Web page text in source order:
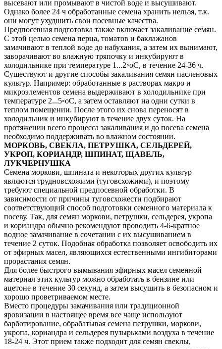
высевают или промывают в чистой воде и высушивают.
Однако более 24 ч обработанные семена хранить нельзя, т.к.
они могут ухудшить свои посевные качества.
Предпосевная подготовка также включает закаливание семян.
С этой целью семена перца, томатов и баклажанов
замачивают в теплой воде до набухания, а затем их вынимают,
заворачивают во влажную тряпочку и инкубируют в
холодильнике при температуре 1...2◦оС, в течение 24-36 ч.
Существуют и другие способы закаливания семян пасленовых
культур. Например: обработанные в растворах макро­ и
микроэлементов семена выдерживают в холодильнике при
температуре 2...5◦оС, а затем оставляют на одни сутки в
теплом помещении. После этого их снова переносят в
холодильник и инкубируют в течение двух суток. На
протяжении всего процесса закаливания и до посева семена
необходимо поддерживать во влажном состоянии.
МОРКОВЬ, СВЕКЛА, ПЕТРУШКА, СЕЛЬДЕРЕЙ,
УКРОП, КОРИАНДР, ШПИНАТ, ЩАВЕЛЬ,
ЛУК­ЧЕРНУШКА
Семена моркови, шпината и некоторых других культур
являются трудновсхожими (туговсхожими), и поэтому
требуют специальной предпосевной обработки. В
зависимости от причины туговсхожести подбирают
соответствующий способ подготовки семенного материала к
посеву. Так, для семян моркови, петрушки, сельдерея, укропа
и кориандра обычно рекомендуют проводить 4-6-кратное
водное замачивание в сочетании с их высушиванием в
течение 2 суток. Подобная обработка позволяет освободить их
от эфирных масел, являющихся естественными ингибиторами
прорастания семян.
Для более быстрого вымывания эфирных масел семенной
материал этих культур можно обработать в бензине или
ацетоне в течение 30 секунд, а затем высушить в безопасном и
хорошо проветриваемом месте.
Вместо процедуры замачивания или традиционной
яровизации в настоящее время все чаще используют
барботирование, обрабатывая семена петрушки, моркови,
укропа, кориандра и сельдерея пузырьками воздуха в течение
18-24 ч. Этот прием также подходит для семян свеклы,